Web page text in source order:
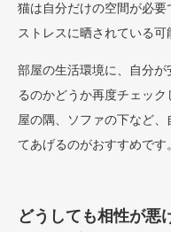
猫は自分だけの空間が必
ストレスに晒されている可
部屋の生活環境に、自分
るのかどうか再度チェッ
屋の隅、ソファの下など、
てあげるのがおすすめです。
どうしても相性が悪